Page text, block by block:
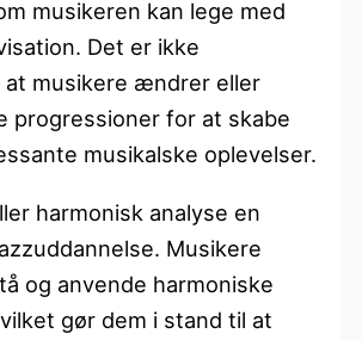
musikeren kan lege med
Det er ikke
at musikere ændrer eller
progressioner for at skabe
musikalske oplevelser.
harmonisk analyse en
Musikere
og anvende harmoniske
gør dem i stand til at